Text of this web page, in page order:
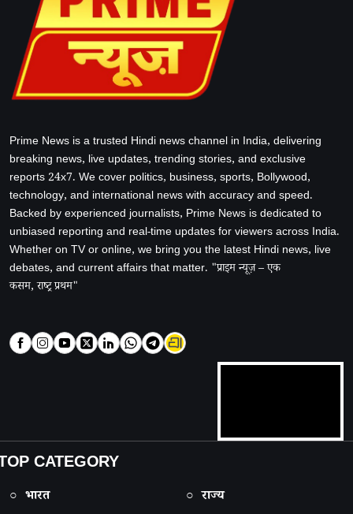
Prime News is a trusted Hindi news channel in India, delivering
breaking news, live updates, trending stories, and exclusive
reports 24x7. We cover politics, business, sports, Bollywood,
technology, and international news with accuracy and speed.
Backed by experienced journalists, Prime News is dedicated to
unbiased reporting and real-time updates for viewers across India.
Whether on TV or online, we bring you the latest Hindi news, live
debates, and current affairs that matter. "प्राइम न्यूज़ – एक
कसम, राष्ट्र प्रथम"
CATEGORY
○ भारत ○ राज्य